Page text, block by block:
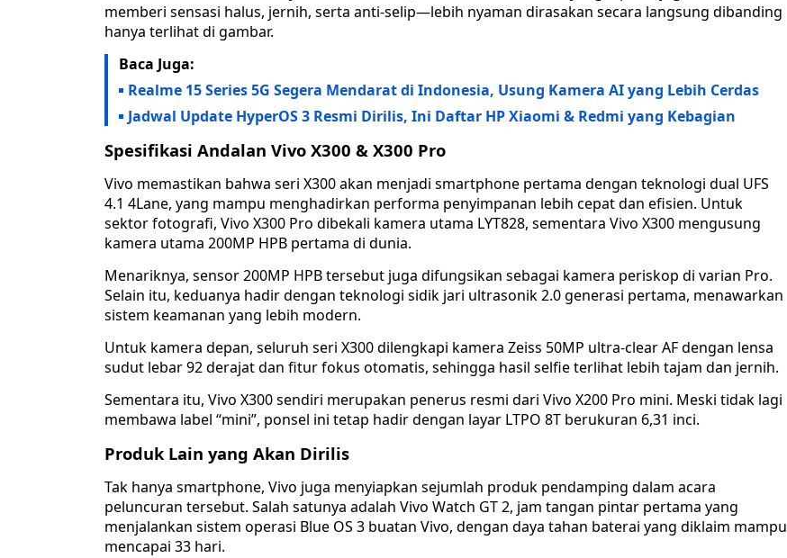
memberi sensasi halus, jernih, serta anti-selip—lebih nyaman dirasakan secara langsung dibanding
hanya terlihat di gambar.
Baca Juga:
Realme 15 Series 5G Segera Mendarat di Indonesia, Usung Kamera AI yang Lebih Cerdas
Jadwal Update HyperOS 3 Resmi Dirilis, Ini Daftar HP Xiaomi & Redmi yang Kebagian
Spesifikasi Andalan Vivo X300 & X300 Pro
Vivo memastikan bahwa seri X300 akan menjadi smartphone pertama dengan teknologi dual UFS
4.1 4Lane, yang mampu menghadirkan performa penyimpanan lebih cepat dan efisien. Untuk
sektor fotografi, Vivo X300 Pro dibekali kamera utama LYT828, sementara Vivo X300 mengusung
kamera utama 200MP HPB pertama di dunia.
Menariknya, sensor 200MP HPB tersebut juga difungsikan sebagai kamera periskop di varian Pro.
Selain itu, keduanya hadir dengan teknologi sidik jari ultrasonik 2.0 generasi pertama, menawarkan
sistem keamanan yang lebih modern.
Untuk kamera depan, seluruh seri X300 dilengkapi kamera Zeiss 50MP ultra-clear AF dengan lensa
sudut lebar 92 derajat dan fitur fokus otomatis, sehingga hasil selfie terlihat lebih tajam dan jernih.
Sementara itu, Vivo X300 sendiri merupakan penerus resmi dari Vivo X200 Pro mini. Meski tidak lagi
membawa label “mini”, ponsel ini tetap hadir dengan layar LTPO 8T berukuran 6,31 inci.
Produk Lain yang Akan Dirilis
Tak hanya smartphone, Vivo juga menyiapkan sejumlah produk pendamping dalam acara
peluncuran tersebut. Salah satunya adalah Vivo Watch GT 2, jam tangan pintar pertama yang
menjalankan sistem operasi Blue OS 3 buatan Vivo, dengan daya tahan baterai yang diklaim mampu
mencapai 33 hari.